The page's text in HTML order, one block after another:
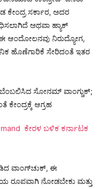
ಸರ್ಕಾರ, ಅದರ
ಅಥವಾ ಹ್ಯಾಕ್
ಆಂದೋಲನವು ನಿರುದ್ಯೋಗ,
ಹೊಣೆಗಾರಿಕೆ ಸೇರಿದಂತೆ ಇತರ
ಕೇರಳ ಬಳಿಕ ಕರ್ನಾಟಕ
ವಾಂಗ್‌ಚುಕ್, ಈ
ರೂಪವಾಗಿ ನೋಡಬೇಕು ಮತ್ತು